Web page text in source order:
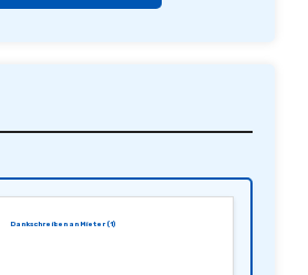
Dankschreiben an Mieter (1)